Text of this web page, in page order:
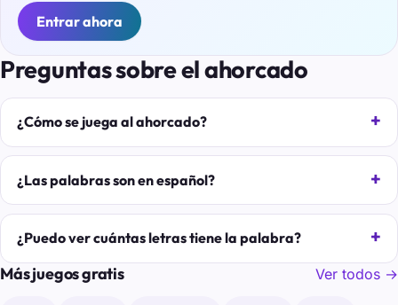
Entrar ahora
Preguntas sobre el ahorcado
¿Cómo se juega al ahorcado?
¿Las palabras son en español?
¿Puedo ver cuántas letras tiene la palabra?
Más juegos gratis Ver todos →